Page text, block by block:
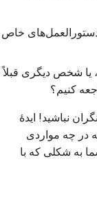
دستورالعمل‌های خاص
یا شخص دیگری قبلاً
کنیم؟
نباشید! ایدهٔ
در چه مواردی
به شکلی که با